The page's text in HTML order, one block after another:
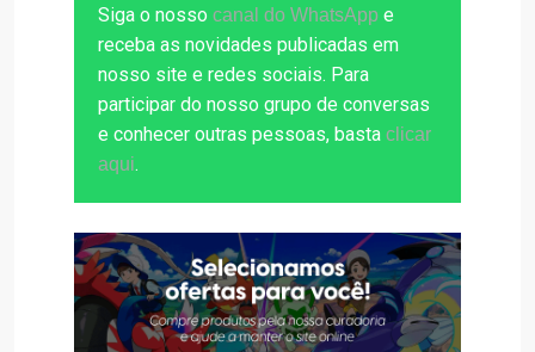
Siga o nosso canal do WhatsApp e
receba as novidades publicadas em
nosso site e redes sociais. Para
participar do nosso grupo de conversas
e conhecer outras pessoas, basta clicar
aqui.